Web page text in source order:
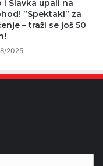
i Slavka upali na
”Spektakl” za
– traži se još 50
2025